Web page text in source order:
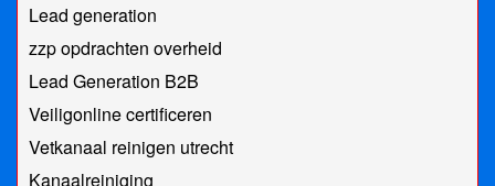
Lead generation
zzp opdrachten overheid
Lead Generation B2B
Veiligonline certificeren
Vetkanaal reinigen utrecht
Kanaalreiniging